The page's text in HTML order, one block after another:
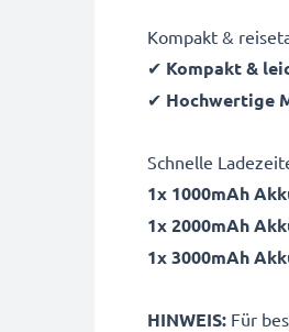
Kompakt &
✔ Kompakt &
✔ Hochwertige
Schnelle
1x 1000mAh
1x 2000mAh
1x 3000mAh
HINWEIS: Für